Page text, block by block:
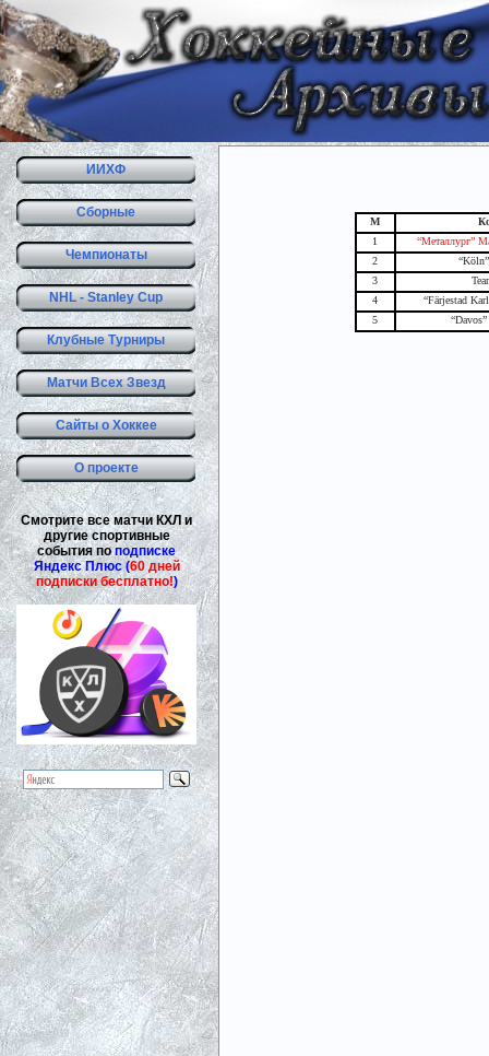
ИИХФ
Сборные
Чемпионаты
NHL - Stanley Cup
Клубные Турниры
Матчи Всех Звезд
Сайты о Хоккее
О проекте
Смотрите все матчи КХЛ и
другие спортивные
события поподписке
Яндекс Плюс (60 дней
подписки бесплатно!)
М
1
“Металлург”
2
3
4
“Färjestad
5